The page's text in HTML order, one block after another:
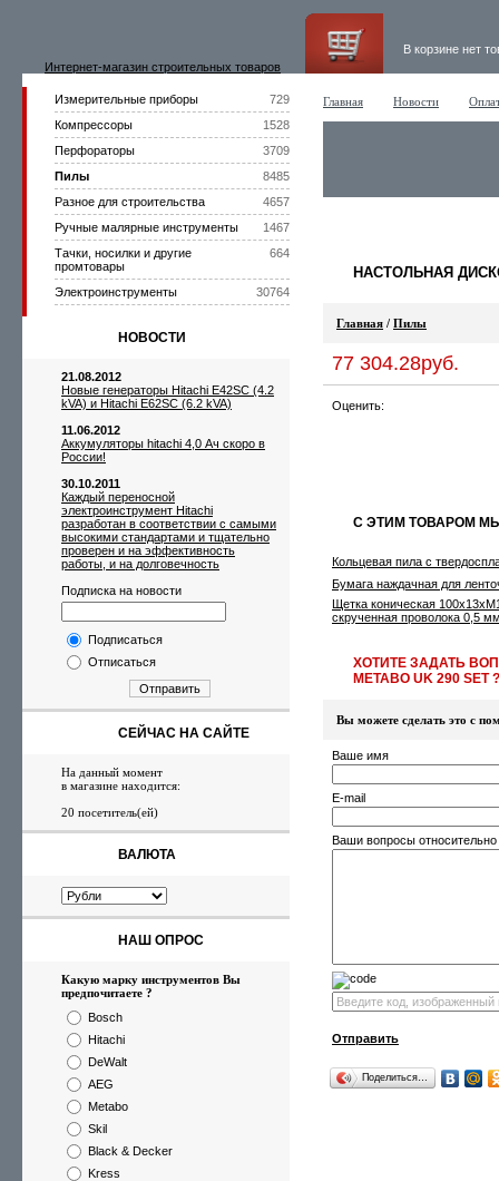
Интернет-магазин строительных товаров
В корзине нет
729
Измерительные приборы
1528
Компрессоры
3709
Перфораторы
8485
Пилы
4657
Разное для строительства
1467
Ручные малярные инструменты
664
Тачки, носилки и другие
промтовары
30764
Электроинструменты
НОВОСТИ
21.08.2012
Новые генераторы Hitachi E42SC (4.2
kVA) и Hitachi E62SC (6.2 kVA)
11.06.2012
Аккумуляторы hitachi 4,0 Ач скоро в
России!
30.10.2011
Каждый переносной
электроинструмент Hitachi
разработан в соответствии с самыми
высокими стандартами и тщательно
проверен и на эффективность
работы, и на долговечность
Подписка на новости
Подписаться
Отписаться
Отправить
СЕЙЧАС НА САЙТЕ
На данный момент
в магазине находится:
20 посетитель(ей)
ВАЛЮТА
НАШ ОПРОС
Какую марку инструментов Вы
предпочитаете ?
Bosch
Hitachi
DeWalt
AEG
Metabo
Skil
Black & Decker
Kress
Главная Новости
НАСТОЛЬНАЯ
Главная / Пилы
77 304.28руб.
Оценить:
С ЭТИМ ТОВАРОМ
Кольцевая пила с
Бумага наждачная для
Щетка коническая
скрученная проволока 0,5
ХОТИТЕ ЗАДАТЬ
METABO UK 290 SET ?
Вы можете сделать это с
Ваше имя
E-mail
Ваши вопросы относительно
Отправить
Поделиться…